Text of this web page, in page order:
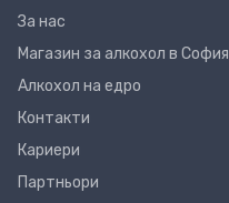
За нас
Магазин за алкохол в София
Алкохол на едро
Контакти
Кариери
Партньори